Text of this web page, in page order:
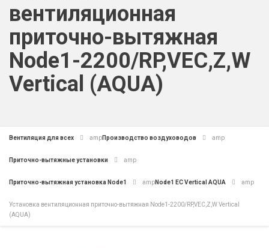
вентиляционная
приточно-вытяжная
Node1-2200/RP,VEC,Z,W
Vertical (AQUA)
Вентиляция для всех ampПроизводство воздуховодов amp
Приточно-вытяжные установки amp
Приточно-вытяжная установка Node1 ampNode1 EC Vertical AQUA amp
Установка вентиляционная приточно-вытяжная Node1-2200/RP,VEC,Z,W Vertical
(AQUA)